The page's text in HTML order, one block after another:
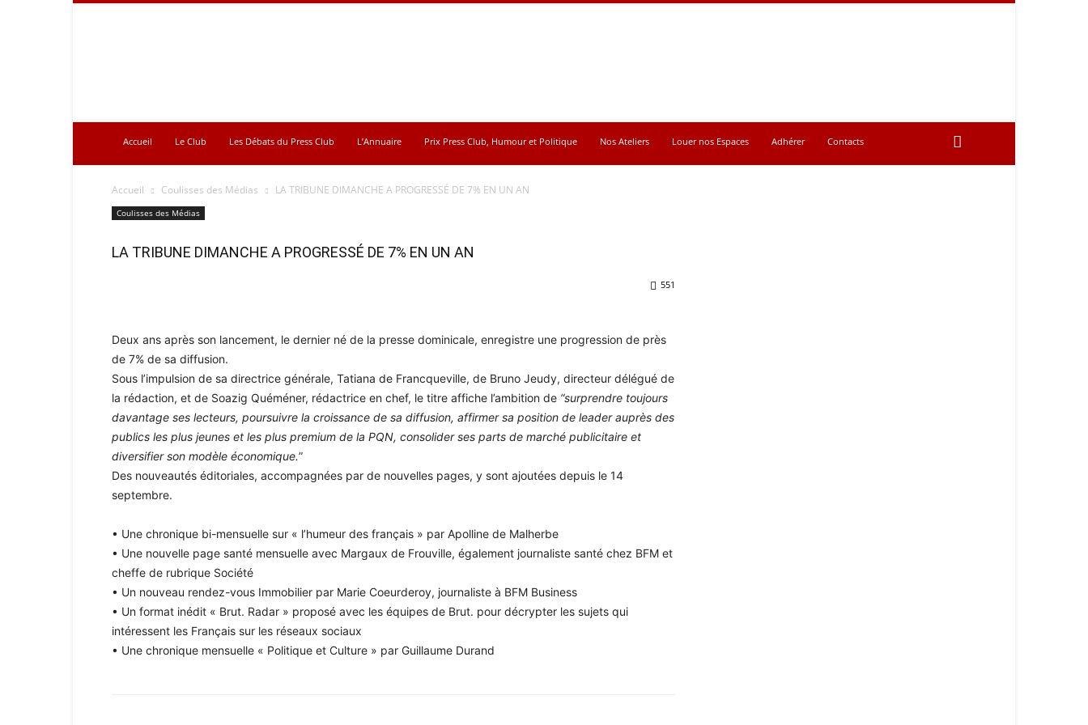
Accueil Le Club Les Débats du Press Club L’Annuaire Prix Press Club, Humour et Politique Nos Ateliers Louer nos Espaces Adhérer Contacts
Accueil Coulisses des Médias LA TRIBUNE DIMANCHE A PROGRESSÉ DE 7% EN UN AN
Coulisses des Médias
LA TRIBUNE DIMANCHE A PROGRESSÉ DE 7% EN UN AN
551
Deux ans après son lancement, le dernier né de la presse dominicale, enregistre une progression de près
de 7% de sa diffusion.
Sous l’impulsion de sa directrice générale, Tatiana de Francqueville, de Bruno Jeudy, directeur délégué de
la rédaction, et de Soazig Quéméner, rédactrice en chef, le titre affiche l’ambition de “surprendre toujours
davantage ses lecteurs, poursuivre la croissance de sa diffusion, affirmer sa position de leader auprès des
publics les plus jeunes et les plus premium de la PQN, consolider ses parts de marché publicitaire et
diversifier son modèle économique.”
Des nouveautés éditoriales, accompagnées par de nouvelles pages, y sont ajoutées depuis le 14
septembre.
• Une chronique bi-mensuelle sur « l’humeur des français » par Apolline de Malherbe
• Une nouvelle page santé mensuelle avec Margaux de Frouville, également journaliste santé chez BFM et
cheffe de rubrique Société
• Un nouveau rendez-vous Immobilier par Marie Coeurderoy, journaliste à BFM Business
• Un format inédit « Brut. Radar » proposé avec les équipes de Brut. pour décrypter les sujets qui
intéressent les Français sur les réseaux sociaux
• Une chronique mensuelle « Politique et Culture » par Guillaume Durand